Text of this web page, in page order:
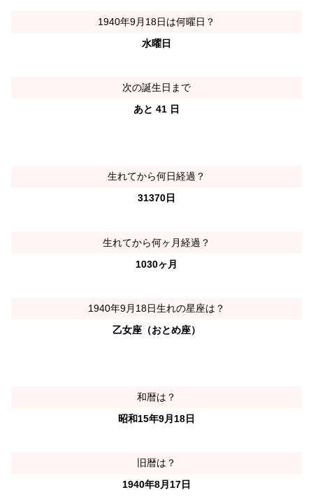
1940年9月18日は何曜日？
水曜日
次の誕生日まで
あと 41 日
生れてから何日経過？
31370日
生れてから何ヶ月経過？
1030ヶ月
1940年9月18日生れの星座は？
乙女座（おとめ座）
和暦は？
昭和15年9月18日
旧暦は？
1940年8月17日